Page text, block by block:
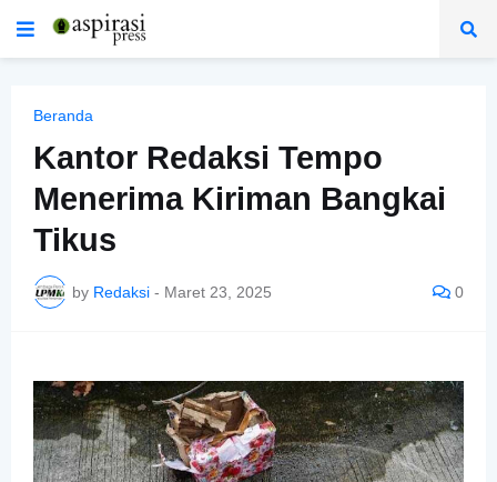
Beranda
Kantor Redaksi Tempo
Menerima Kiriman Bangkai
Tikus
by Redaksi - Maret 23, 2025 0